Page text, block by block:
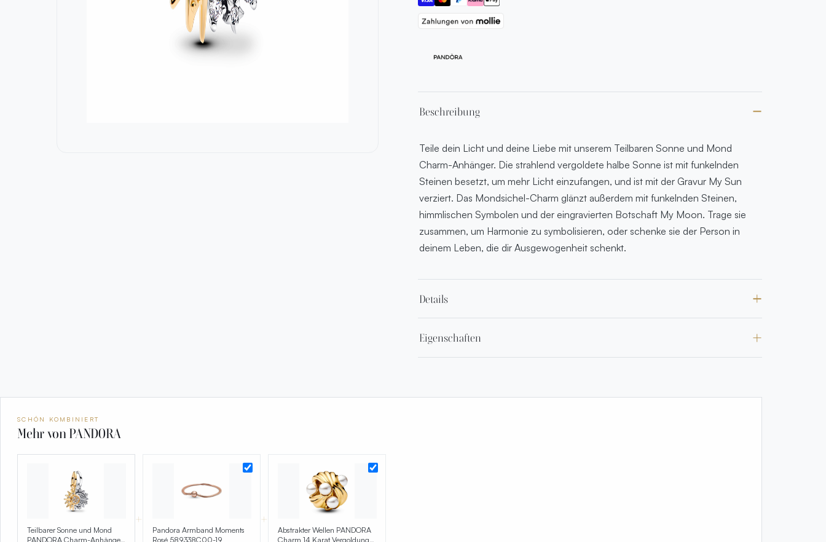
Beschreibung
Teile dein Licht und deine Liebe mit unserem Teilbaren Sonne und Mond
Charm-Anhänger. Die strahlend vergoldete halbe Sonne ist mit funkelnden
Steinen besetzt, um mehr Licht einzufangen, und ist mit der Gravur My Sun
verziert. Das Mondsichel-Charm glänzt außerdem mit funkelnden Steinen,
himmlischen Symbolen und der eingravierten Botschaft My Moon. Trage sie
zusammen, um Harmonie zu symbolisieren, oder schenke sie der Person in
deinem Leben, die dir Ausgewogenheit schenkt.
Details
Eigenschaften
SCHÖN KOMBINIERT
Mehr von PANDORA
Teilbarer Sonne und Mond
PANDORA Charm-Anhänger
+
Pandora Armband Moments
Rosé 589338C00-19
+
Abstrakter Wellen PANDORA
Charm 14 Karat Vergoldung